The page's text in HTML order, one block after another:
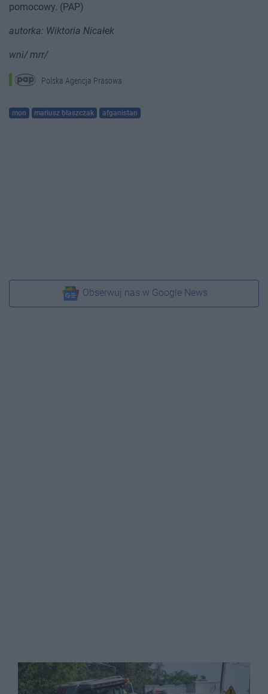
pomocowy. (PAP)
autorka: Wiktoria Nicałek
wni/ mrr/
Polska Agencja Prasowa
mon mariusz błaszczak afganistan
Obserwuj nas w Google News